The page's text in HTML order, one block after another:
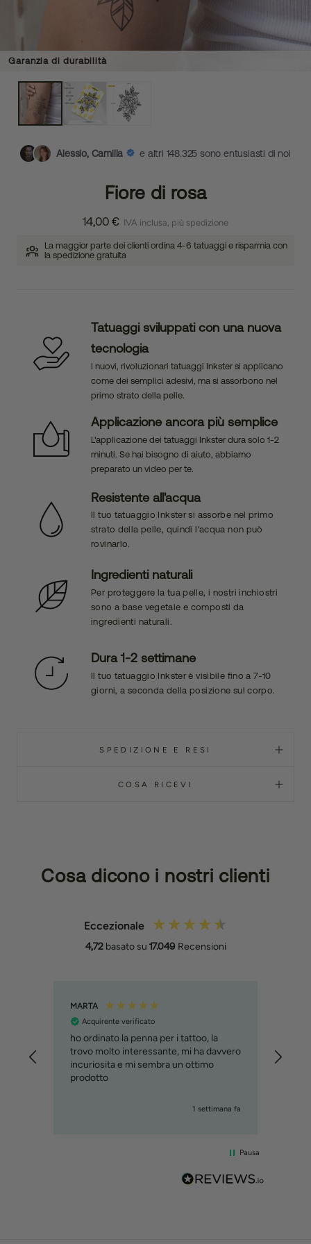
Garanzia di durabilità
Alessio, Camilla e altri 148.325 sono entusiasti di noi
Fiore di rosa
14,00 € IVA inclusa, più spedizione
La maggior parte dei clienti ordina 4-6 tatuaggi e risparmia con
la spedizione gratuita
Tatuaggi sviluppati con una nuova
tecnologia
I nuovi, rivoluzionari tatuaggi Inkster si applicano
come dei semplici adesivi, ma si assorbono nel
primo strato della pelle.
Applicazione ancora più semplice
L'applicazione dei tatuaggi Inkster dura solo 1-2
minuti. Se hai bisogno di aiuto, abbiamo
preparato un video per te.
Resistente all'acqua
Il tuo tatuaggio Inkster si assorbe nel primo
strato della pelle, quindi l'acqua non può
rovinarlo.
Ingredienti naturali
Per proteggere la tua pelle, i nostri inchiostri
sono a base vegetale e composti da
ingredienti naturali.
Dura 1-2 settimane
Il tuo tatuaggio Inkster è visibile fino a 7-10
giorni, a seconda della posizione sul corpo.
SPEDIZIONE E RESI
COSA RICEVI
Cosa dicono i nostri clienti
Eccezionale
4,72 basato su 17.049 Recensioni
MARTA
Acquirente verificato
ho ordinato la penna per i tattoo, la
trovo molto interessante, mi ha davvero
incuriosita e mi sembra un ottimo
prodotto
1 settimana fa
Pausa